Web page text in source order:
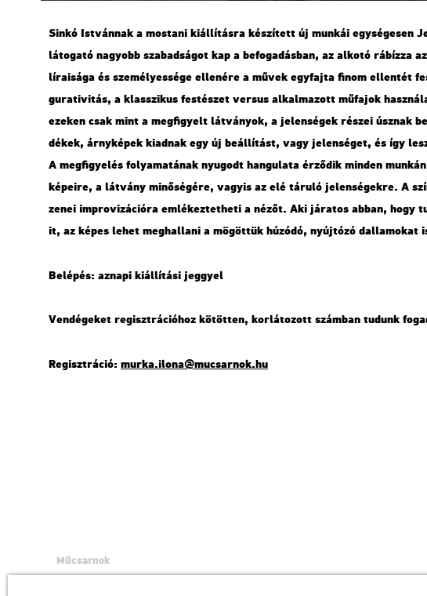
Sinkó Ist­ván­nak a mos­ta­ni ki­ál­lí­tás­ra ké­szí­tett új mun­kái egy­sé­ge­sen
lá­to­ga­tó na­gyobb sza­bad­sá­got kap a be­fo­ga­dás­ban, az al­ko­tó rá­bíz­za
lí­ra­i­sá­ga és sze­mé­lyes­sé­ge el­le­né­re a művek egy­faj­ta finom el­len­tét
gu­ra­ti­vi­tás, a klasszi­kus fes­té­szet ver­sus al­kal­ma­zott mű­fa­jok
eze­ken csak mint a meg­fi­gyelt lát­vá­nyok, a je­len­sé­gek ré­szei úsz­nak
dé­kek, árny­ké­pek ki­ad­nak egy új be­ál­lí­tást, vagy je­len­sé­get, és így
A meg­fi­gye­lés fo­lya­ma­tá­nak nyu­godt han­gu­la­ta ér­ző­dik min­den
ké­pe­i­re, a lát­vány mi­nő­sé­gé­re, vagy­is az elé tá­ru­ló je­len­sé­gek­re. A
zenei imp­ro­vi­zá­ci­ó­ra em­lé­kez­tet­he­ti a nézőt. Aki já­ra­tos abban,
it, az képes lehet meg­hal­la­ni a mö­göt­tük hú­zó­dó, nyúj­tó­zó dal­la­mo­kat
Be­lé­pés: az­na­pi ki­ál­lí­tá­si jeggyel
Ven­dé­ge­ket re­giszt­rá­ci­ó­hoz kö­töt­ten, kor­lá­to­zott szám­ban tu­dunk
Re­giszt­rá­ció: murka.​ilona@​mu­csar­nok.​hu
Műcsarnok